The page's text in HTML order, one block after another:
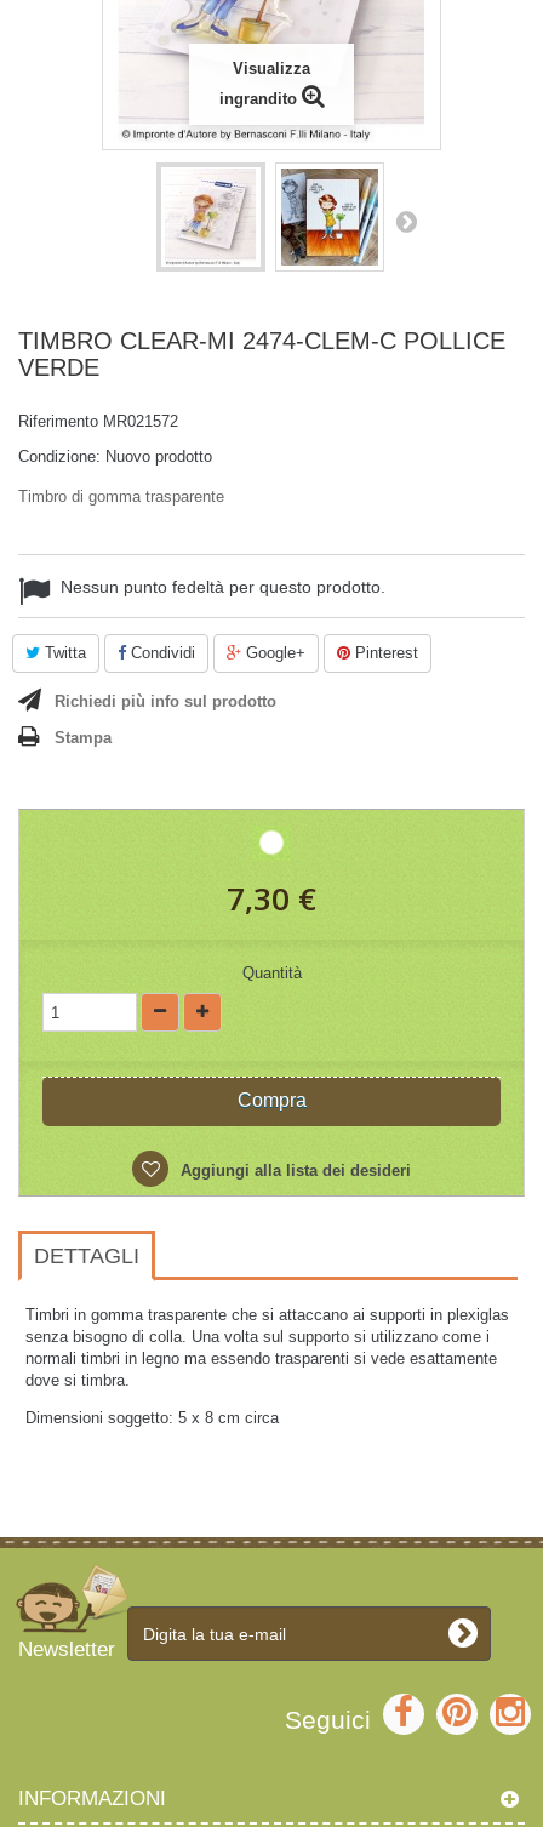
Visualizza
ingrandito
TIMBRO CLEAR-MI 2474-CLEM-C POLLICE
VERDE
Riferimento MR021572
Condizione: Nuovo prodotto
Timbro di gomma trasparente
Nessun punto fedeltà per questo prodotto.
Twitta Condividi Google+ Pinterest
Richiedi più info sul prodotto
Stampa
7,30 €
Quantità
Compra
Aggiungi alla lista dei desideri
DETTAGLI
Timbri in gomma trasparente che si attaccano ai supporti in plexiglas
senza bisogno di colla. Una volta sul supporto si utilizzano come i
normali timbri in legno ma essendo trasparenti si vede esattamente
dove si timbra.
Dimensioni soggetto: 5 x 8 cm circa
Newsletter
Seguici
INFORMAZIONI